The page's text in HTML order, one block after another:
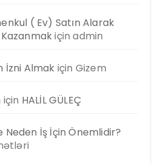
( Ev) Satın Alarak
içinadmin
İzni Almak için Gizem
için HALİL GÜLEÇ
Neden İş İçin Önemlidir?